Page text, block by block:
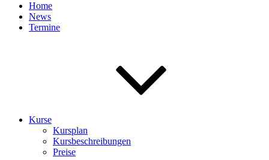
Home
News
Termine
Kurse
Kursplan
Kursbeschreibungen
Preise